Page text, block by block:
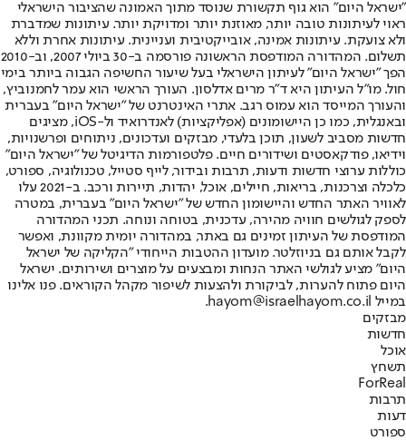
"ישראל היום" הוא גוף תקשורת שנוסד מתוך האמונה שהציבור הישראלי
ראוי לעיתונות טובה יותר, מאוזנת יותר ומדויקת יותר. עיתונות שמדברת
ולא צועקת. עיתונות אמינה, אובייקטיבית ועניינית. עיתונות אחרת וללא
תשלום. המהדורה המודפסת הראשונה פורסמה ב-30 ביולי 2007, וב-2010
הפך "ישראל היום" לעיתון הישראלי בעל שיעור החשיפה הגבוה ביותר בימי
חול. מו"ל העיתון היא ד"ר מרים אדלסון. העורך הראשי הוא עמר לחמנוביץ,
והעורך המייסד הוא עמוס רגב. אתרי האינטרנט של "ישראל היום" בעברית
ובאנגלית, כמו כן היישומונים (אפליקציות) לאנדרואיד ול-iOS, מציגים
חדשות מסביב לשעון, תוכן בלעדי, מבזקים ועדכונים, ניתוחים ופרשנויות,
וידיאו, פודקאסטים ושידורים חיים. פלטפורמות הדיגיטל של "ישראל היום"
כוללות ערוצי חדשות ודעות, תרבות ובידור, לייף סטייל, טכנולוגיה, ספורט,
כלכלה וצרכנות, בריאות, חיילים, אוכל, יהדות, תיירות ורכב. ב-2021 עלו
לאוויר האתר החדש והיישומון החדש של "ישראל היום" בעברית, במטרה
לספק לגולשים חוויה מהירה, עדכנית, בטוחה ונוחה. תכני המהדורה
המודפסת של העיתון זמינים גם באתר, במהדורה יומית מקוונת, ואפשר
לקבל אותם גם בניוזלטר. מועדון ההטבות הייחודי "הקליקה של ישראל
היום" מציע לגולשי האתר הנחות ומבצעים על מוצרים ושירותים. ישראל
היום פתוח להערות, לביקורת ולהצעות לשיפור מקהל הקוראים. פנו אלינו
במייל hayom@israelhayom.co.il.
מבזקים
חדשות
אוכל
תשחץ
ForReal
תרבות
דעות
ספורט